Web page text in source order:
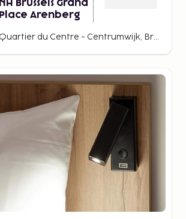
NH Brussels Grand
Place Arenberg
Quartier du Centre - Centrumwijk, Brussels, Belgium